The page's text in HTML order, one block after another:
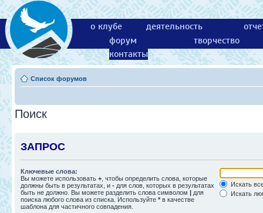
о клубе деятельность
форум
творчество
контакты
Список форумов
Поиск
ЗАПРОС
Ключевые слова:
Вы можете использовать + , чтобы определить слова, которые
должны быть в результатах, и - для слов, которых в результатах
быть не должно. Вы можете разделить слова символом | для
поиска любого слова из списка. Используйте * в качестве
шаблона для частичного совпадения.
Искать
Искать